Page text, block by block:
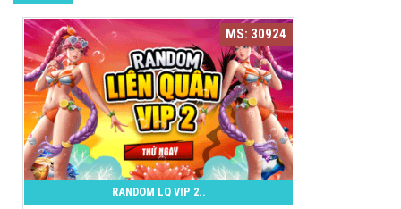
MS: 30924
RANDOM LQ VIP 2..